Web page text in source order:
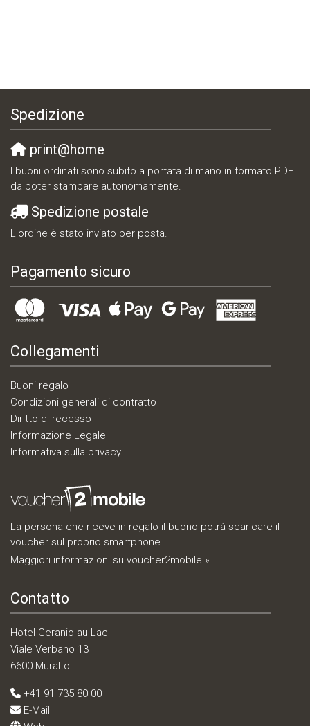
Spedizione
print@home
I buoni ordinati sono subito a portata di mano in formato PDF
da poter stampare autonomamente.
Spedizione postale
L'ordine è stato inviato per posta.
Pagamento sicuro
Collegamenti
Buoni regalo
Condizioni generali di contratto
Diritto di recesso
Informazione Legale
Informativa sulla privacy
La persona che riceve in regalo il buono potrà scaricare il
voucher sul proprio smartphone.
Maggiori informazioni su voucher2mobile »
Contatto
Hotel Geranio au Lac
Viale Verbano 13
6600 Muralto
+41 91 735 80 00
E-Mail